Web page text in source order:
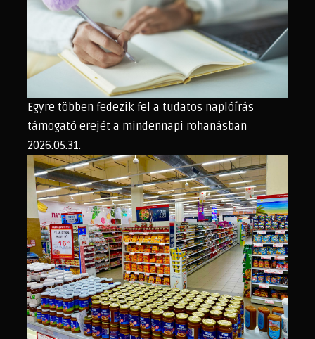
Egyre többen fedezik fel a tudatos naplóírás
támogató erejét a mindennapi rohanásban
2026.05.31.